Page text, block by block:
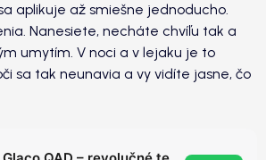
aplikuje až smiešne jednoducho.
Nanesiete, necháte chvíľu tak a
umytím. V noci a v lejaku je to
sa tak neunavia a vy vidíte jasne, čo